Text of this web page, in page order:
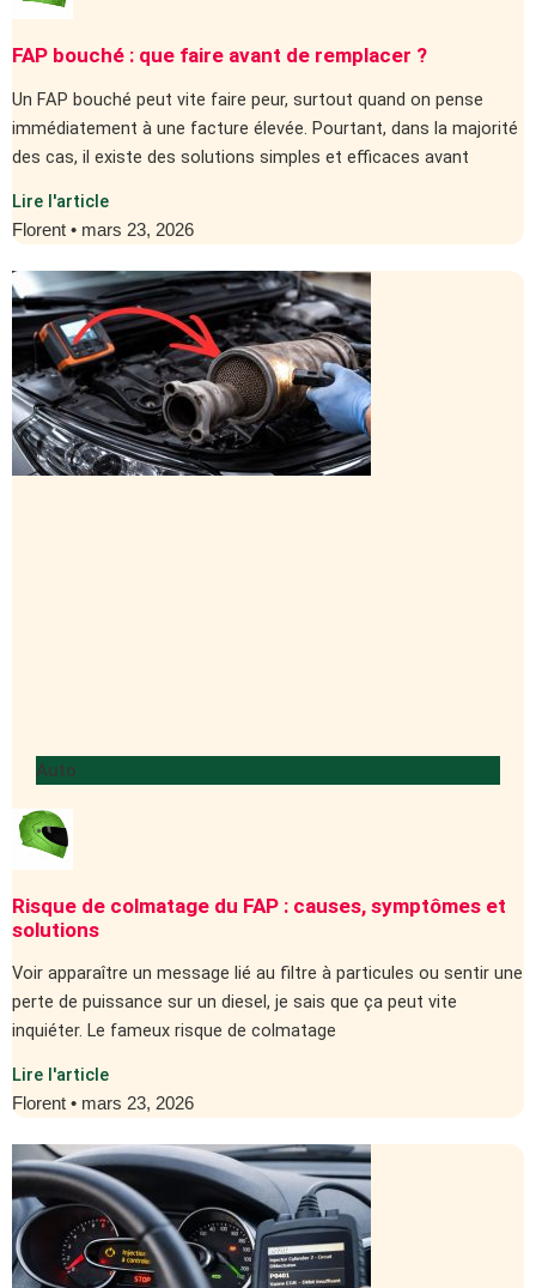
FAP bouché : que faire avant de remplacer ?
Un FAP bouché peut vite faire peur, surtout quand on pense
immédiatement à une facture élevée. Pourtant, dans la majorité
des cas, il existe des solutions simples et efficaces avant
Lire l'article
Florent mars 23, 2026
Auto
Risque de colmatage du FAP : causes, symptômes et
solutions
Voir apparaître un message lié au filtre à particules ou sentir une
perte de puissance sur un diesel, je sais que ça peut vite
inquiéter. Le fameux risque de colmatage
Lire l'article
Florent mars 23, 2026